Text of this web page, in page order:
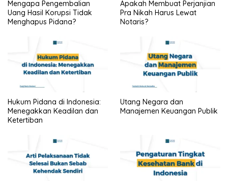
Mengapa Pengembalian
Uang Hasil Korupsi Tidak
Menghapus Pidana?
Apakah Membuat Perjanjian
Pra Nikah Harus Lewat
Notaris?
Hukum Pidana di Indonesia:
Menegakkan Keadilan dan
Ketertiban
Utang Negara dan
Manajemen Keuangan Publik